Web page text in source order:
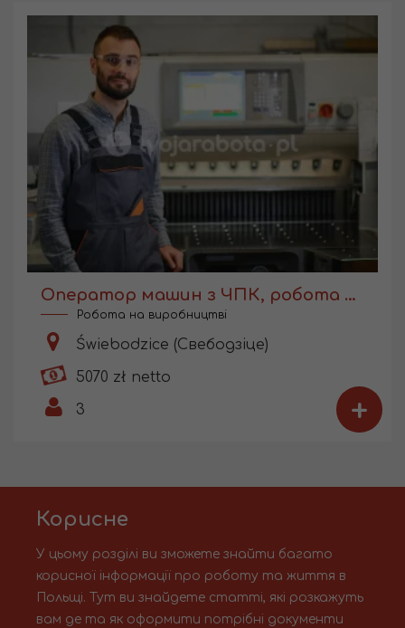
Оператор машин з ЧПК, робота з навчанням
Робота на виробництві
Świebodzice (Свебодзіце)
5070 zł netto
3
+
Корисне
У цьому розділі ви зможете знайти багато
корисної інформації про роботу та життя в
Польщі. Тут ви знайдете статті, які розкажуть
вам де та як оформити потрібні документи